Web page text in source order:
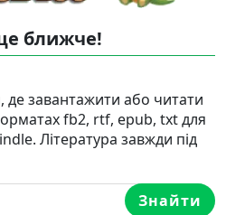
ближче!
завантажити або читати
fb2, rtf, epub, txt для
Література завжди під
Знайти